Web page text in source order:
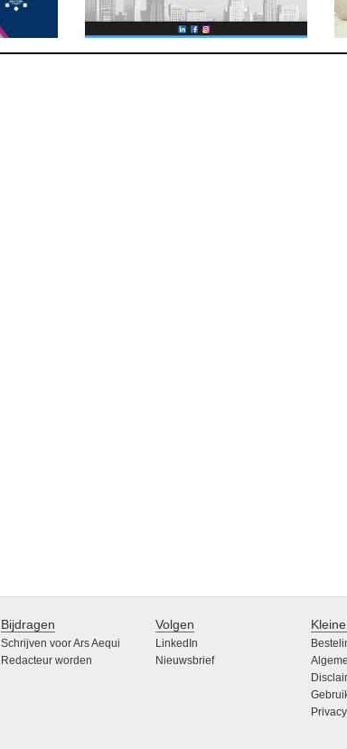
Bijdragen
Schrijven voor Ars Aequi
Redacteur worden
Volgen
LinkedIn
Nieuwsbrief